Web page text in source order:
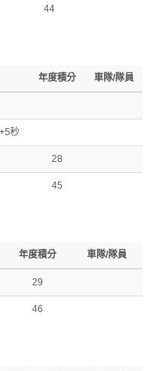
44
年度積分 車隊/隊員
秒
28
45
年度積分 車隊/隊員
29
46